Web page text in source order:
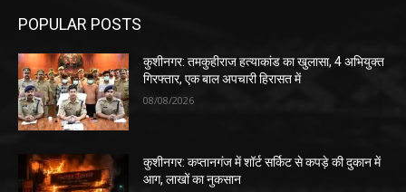
POPULAR POSTS
कुशीनगर: तमकुहीराज हत्याकांड का खुलासा, 4 अभियुक्त
गिरफ्तार, एक बाल अपचारी हिरासत में
08/08/2026
कुशीनगर: कप्तानगंज में शॉर्ट सर्किट से कपड़े की दुकान में
आग, लाखों का नुकसान